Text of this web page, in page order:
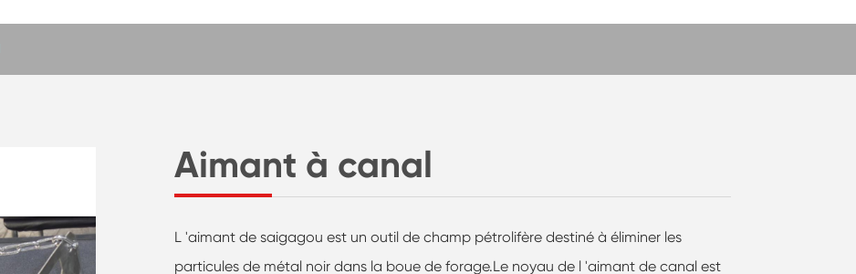
Aimant à canal
L 'aimant de saigagou est un outil de champ pétrolifère destiné à éliminer les
particules de métal noir dans la boue de forage.Le noyau de l 'aimant de canal est